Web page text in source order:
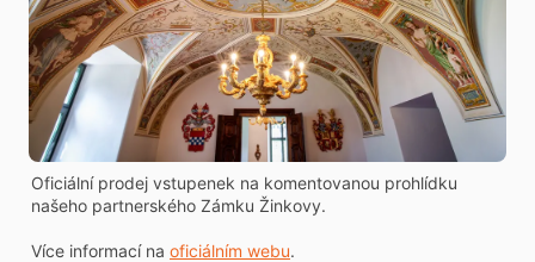
Oficiální prodej vstupenek na komentovanou prohlídku
našeho partnerského Zámku Žinkovy.
Více informací na oficiálním webu.